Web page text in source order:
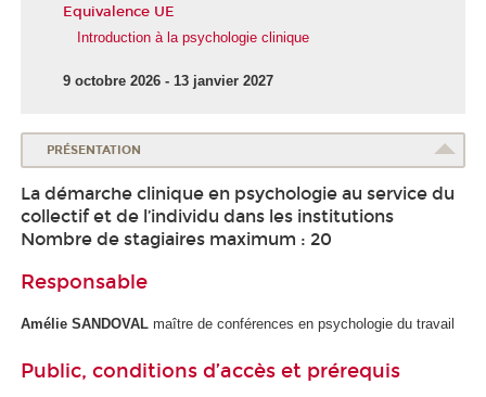
Equivalence UE
Introduction à la psychologie clinique
9 octobre 2026 - 13 janvier 2027
PRÉSENTATION
La démarche clinique en psychologie au service du
collectif et de l’individu dans les institutions
Nombre de stagiaires maximum : 20
Responsable
Amélie SANDOVAL maître de conférences en psychologie du travail
Public, conditions d’accès et prérequis